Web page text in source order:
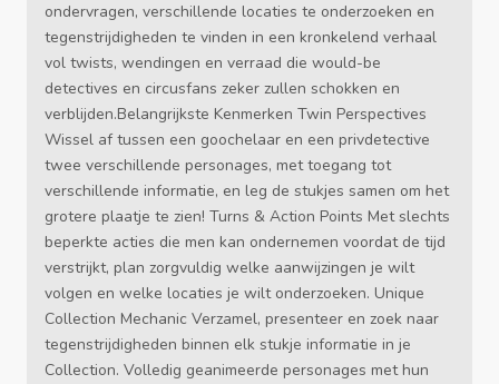
ondervragen, verschillende locaties te onderzoeken en
tegenstrijdigheden te vinden in een kronkelend verhaal
vol twists, wendingen en verraad die would-be
detectives en circusfans zeker zullen schokken en
verblijden.Belangrijkste Kenmerken Twin Perspectives
Wissel af tussen een goochelaar en een privdetective
twee verschillende personages, met toegang tot
verschillende informatie, en leg de stukjes samen om het
grotere plaatje te zien! Turns & Action Points Met slechts
beperkte acties die men kan ondernemen voordat de tijd
verstrijkt, plan zorgvuldig welke aanwijzingen je wilt
volgen en welke locaties je wilt onderzoeken. Unique
Collection Mechanic Verzamel, presenteer en zoek naar
tegenstrijdigheden binnen elk stukje informatie in je
Collection. Volledig geanimeerde personages met hun